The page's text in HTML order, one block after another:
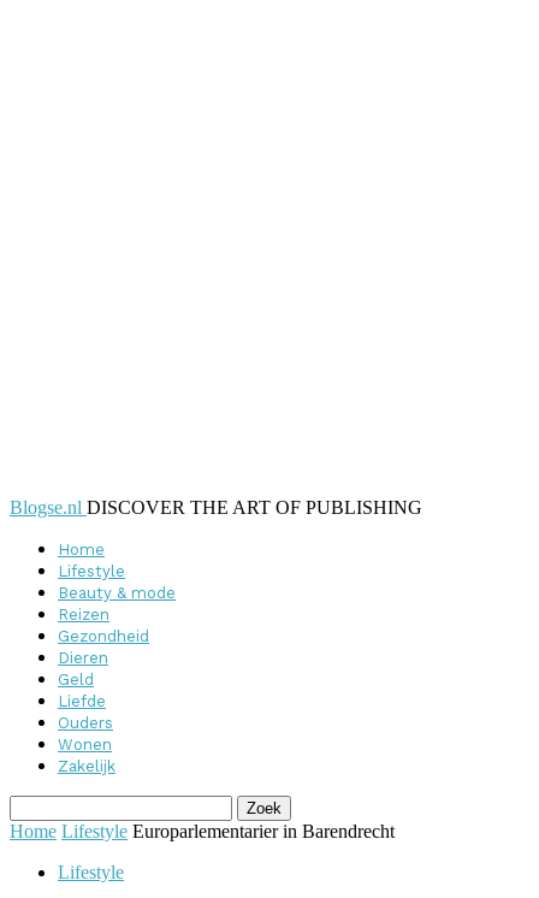
Blogse.nl DISCOVER THE ART OF PUBLISHING
Home
Lifestyle
Beauty & mode
Reizen
Gezondheid
Dieren
Geld
Liefde
Ouders
Wonen
Zakelijk
Home Lifestyle Europarlementarier in Barendrecht
Lifestyle